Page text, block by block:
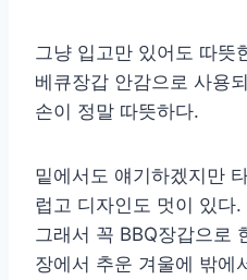
그냥 입고만 있어도 따뜻
베큐장갑 안감으로 사용
손이 정말 따뜻하다.
밑에서도 얘기하겠지만
럽고 디자인도 멋이 있다.
그래서 꼭 BBQ장갑으로
장에서 추운 겨울에 밖에